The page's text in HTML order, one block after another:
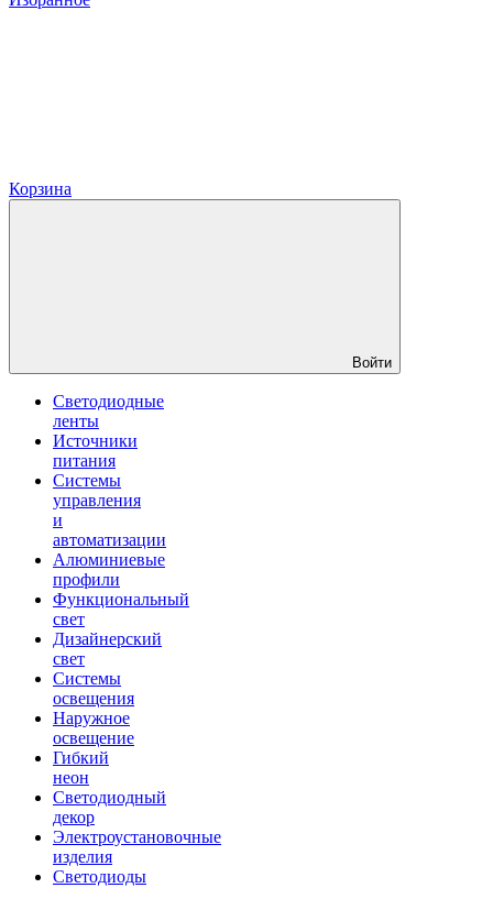
Корзина
Войти
Светодиодные
ленты
Источники
питания
Системы
управления
и
автоматизации
Алюминиевые
профили
Функциональный
свет
Дизайнерский
свет
Системы
освещения
Наружное
освещение
Гибкий
неон
Светодиодный
декор
Электроустановочные
изделия
Светодиоды